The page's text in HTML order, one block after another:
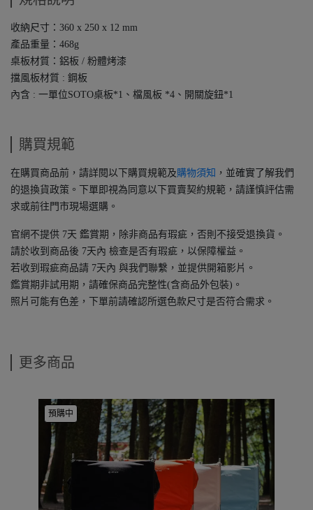
收納尺寸：360 x 250 x 12 mm
產品重量：468g
桌板材質：鋁板 / 粉體烤漆
擋風板材質 : 鋼板
內含 : 一單位SOTO桌板*1、檔風板 *4、開關旋鈕*1
購買規範
在購買商品前，請詳閱以下購買規範及購物須知 ，並確實了解我們
的退換貨政策。下單即視為同意以下買賣契約規範，請謹慎評估需
求或前往門市現場選購。
官網不提供 7天 鑑賞期，除非商品有瑕疵，否則不接受退換貨。
請於收到商品後 7天內 檢查是否有瑕疵，以保障權益。
若收到瑕疵商品請 7天內 與我們聯繫，並提供開箱影片。
鑑賞期非試用期，請確保商品完整性(含商品外包裝)。
照片可能有色差，下單前請確認所選色款尺寸是否符合需求。
更多商品
預購中